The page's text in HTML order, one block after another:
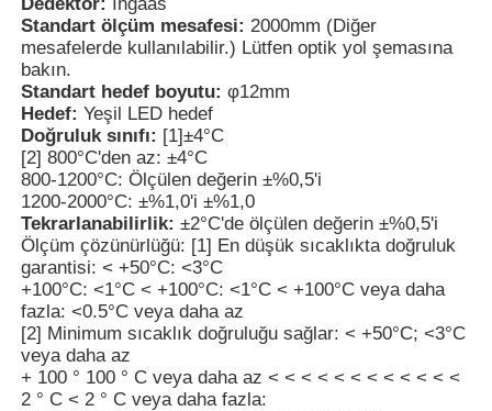
Nükleer radyasyon izleme sistemi
Radon dedektörü
Atmosferik negatif iyon monitörü
PM2.5 dedektörü
Toz Parçacıkları Sayıcısı
Standart ölçüm mesafesi: 2000mm (Diğer
mesafelerde kullanılabilir.) Lütfen optik yol şemasına
bakın.
Standart hedef boyutu:φ12mm
Hedef: Yeşil LED hedef
Doğruluk sınıfı: [1]±4°C
[2] 800°C'den az: ±4°C
800-1200°C: Ölçülen değerin ±%0,5'i
1200-2000°C: ±%1,0'i ±%1,0
Tekrarlanabilirlik: ±2°C'de ölçülen değerin ±%0,5'i
Ölçüm çözünürlüğü: [1] En düşük sıcaklıkta doğruluk
garantisi: < +50°C: <3°C
+100°C: <1°C < +100°C: <1°C < +100°C veya daha
fazla: <0.5°C veya daha az
[2] Minimum sıcaklık doğruluğu sağlar: < +50°C; <3°C
veya daha az
+ 100 ° 100 ° C veya daha az < < < < < < < < < < < <
2 ° C < 2 ° C veya daha fazla: